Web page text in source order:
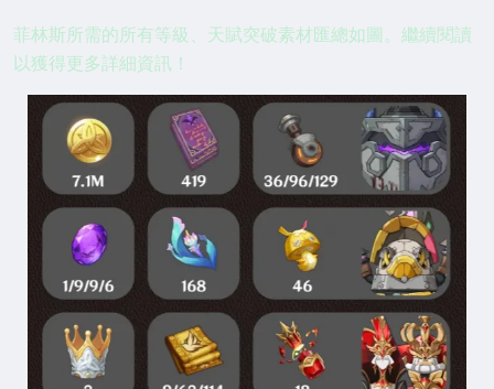
菲林斯所需的所有等級、天賦突破素材匯總如圖。繼續閱讀
以獲得更多詳細資訊！